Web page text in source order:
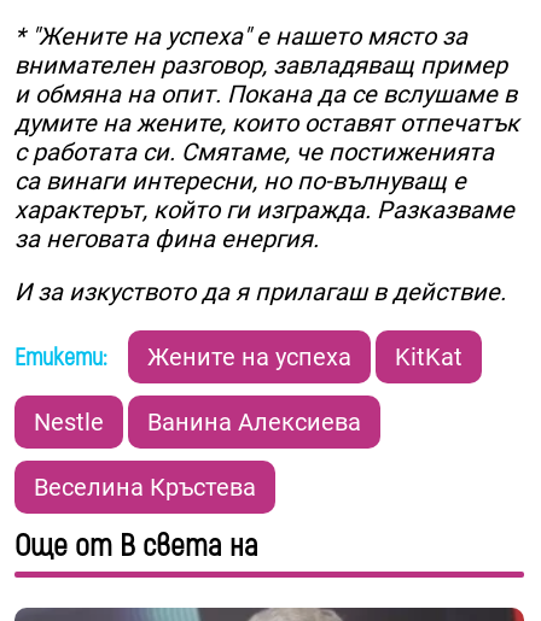
* "Жените на успеха" е нашето място за
внимателен разговор, завладяващ пример
и обмяна на опит. Покана да се вслушаме в
думите на жените, които оставят отпечатък
с работата си. Смятаме, че постиженията
са винаги интересни, но по-вълнуващ е
характерът, който ги изгражда. Разказваме
за неговата фина енергия.
И за изкуството да я прилагаш в действие.
Етикети: Жените на успеха KitKat
Nestle Ванина Алексиева
Веселина Кръстева
Още от В света на